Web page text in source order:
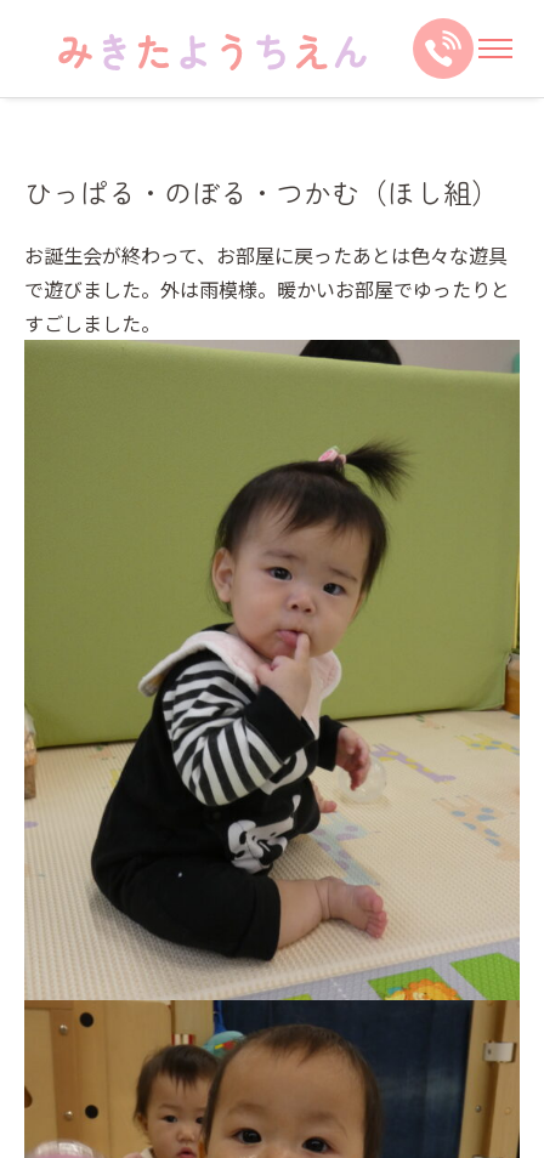
ひっぱる・のぼる・つかむ（ほし組）
お誕生会が終わって、お部屋に戻ったあとは色々な遊具
で遊びました。外は雨模様。暖かいお部屋でゆったりと
すごしました。